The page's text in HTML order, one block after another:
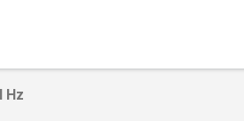
Hz